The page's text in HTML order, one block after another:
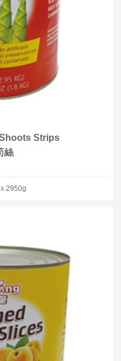
Strips
絲
2950g